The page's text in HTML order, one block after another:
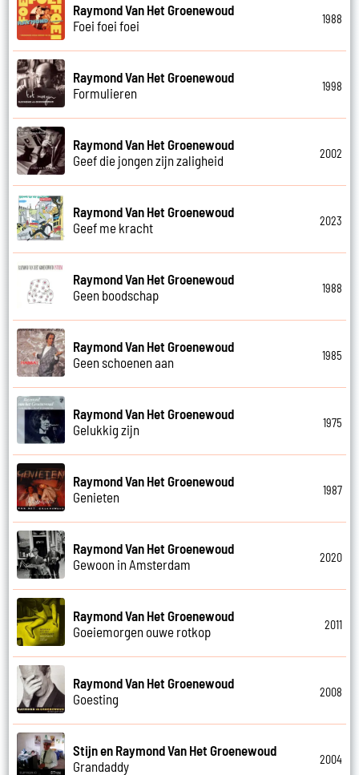
Raymond Van Het Groenewoud
Foei foei foei
1988
Raymond Van Het Groenewoud
Formulieren
1998
Raymond Van Het Groenewoud
Geef die jongen zijn zaligheid
2002
Raymond Van Het Groenewoud
Geef me kracht
2023
Raymond Van Het Groenewoud
Geen boodschap
1988
Raymond Van Het Groenewoud
Geen schoenen aan
1985
Raymond Van Het Groenewoud
Gelukkig zijn
1975
Raymond Van Het Groenewoud
Genieten
1987
Raymond Van Het Groenewoud
Gewoon in Amsterdam
2020
Raymond Van Het Groenewoud
Goeiemorgen ouwe rotkop
2011
Raymond Van Het Groenewoud
Goesting
2008
Stijn en Raymond Van Het Groenewoud
Grandaddy
2004